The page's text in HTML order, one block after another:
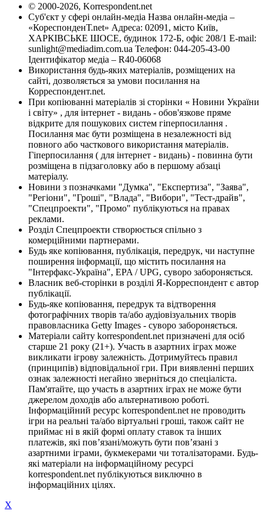
© 2000-2026, Korrespondent.net
Суб'єкт у сфері онлайн-медіа Назва онлайн-медіа –
«КореспонденТ.net» Адреса: 02091, місто Київ,
ХАРКІВСЬКЕ ШОСЕ, будинок 172-Б, офіс 208/1 E-mail:
sunlight@mediadim.com.ua Телефон: 044-205-43-00
Ідентифікатор медіа – R40-06068
Використання будь-яких матеріалів, розміщених на
сайті, дозволяється за умови посилання на
Корреспондент.net.
При копіюванні матеріалів зі сторінки « Новини України
і світу» , для інтернет - видань - обов'язкове пряме
відкрите для пошукових систем гіперпосилання .
Посилання має бути розміщена в незалежності від
повного або часткового використання матеріалів.
Гіперпосилання ( для інтернет - видань) - повинна бути
розміщена в підзаголовку або в першому абзаці
матеріалу.
Новини з позначками "Думка", "Експертиза", "Заява",
"Регіони", "Гроші", "Влада", "Вибори", "Тест-драйв",
"Спецпроекти", "Промо" публікуються на правах
реклами.
Розділ Спецпроекти створюється спільно з
комерційними партнерами.
Будь яке копіювання, публікація, передрук, чи наступне
поширення інформації, що містить посилання на
"Інтерфакс-Україна", EPA / UPG, суворо забороняється.
Власник веб-сторінки в розділі Я-Корреспондент є автор
публікації.
Будь-яке копіювання, передрук та відтворення
фотографічних творів та/або аудіовізуальних творів
правовласника Getty Images - суворо забороняється.
Матеріали сайту korrespondent.net призначені для осіб
старше 21 року (21+). Участь в азартних іграх може
викликати ігрову залежність. Дотримуйтесь правил
(принципів) відповідальної гри. При виявленні перших
ознак залежності негайно зверніться до спеціаліста.
Пам'ятайте, що участь в азартних іграх не може бути
джерелом доходів або альтернативою роботі.
Інформаційний ресурс korrespondent.net не проводить
ігри на реальні та/або віртуальні гроші, також сайт не
приймає ні в якій формі оплату ставок та інших
платежів, які пов’язані/можуть бути пов’язані з
азартними іграми, букмекерами чи тоталізаторами. Будь-
які матеріали на інформаційному ресурсі
korrespondent.net публікуються виключно в
інформаційних цілях.
X